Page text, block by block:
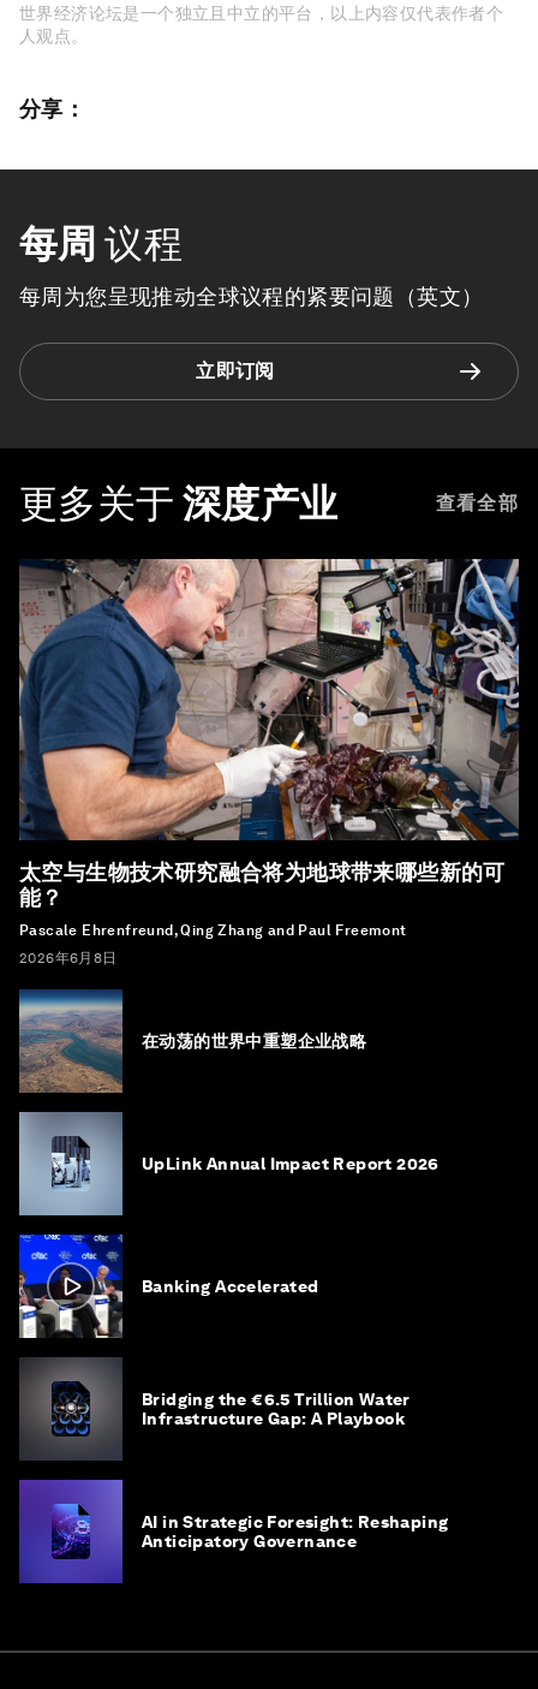
世界经济论坛是一个独立且中立的平台，以上内容仅代表作者个
人观点。
分享：
每周 议程
每周为您呈现推动全球议程的紧要问题（英文）
立即订阅
更多关于 深度产业 查看全部
太空与生物技术研究融合将为地球带来哪些新的可
能？
Pascale Ehrenfreund, Qing Zhang and Paul Freemont
2026年6月8日
在动荡的世界中重塑企业战略
UpLink Annual Impact Report 2026
Banking Accelerated
Bridging the €6.5 Trillion Water
Infrastructure Gap: A Playbook
AI in Strategic Foresight: Reshaping
Anticipatory Governance